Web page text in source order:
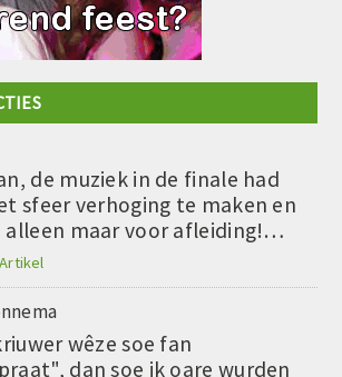
de muziek in de finale had
sfeer verhoging te maken en
alleen maar voor afleiding!…
wêze soe fan
dan soe ik oare wurden